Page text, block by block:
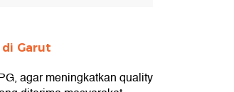
di Garut
agar meningkatkan quality